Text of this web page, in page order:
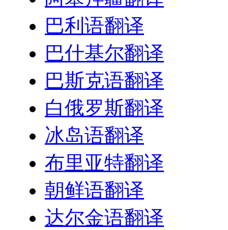
巴利语翻译
巴什基尔翻译
巴斯克语翻译
白俄罗斯翻译
冰岛语翻译
布里亚特翻译
朝鲜语翻译
达尔金语翻译